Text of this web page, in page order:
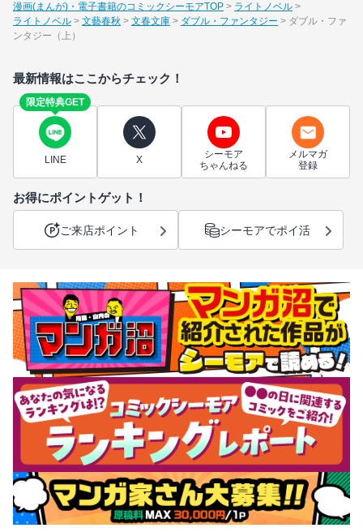
漫画(まんが)・電子書籍のコミックシーモアTOP
ライトノベル
ライトノベル
文藝春秋 文春文庫 ダブル・ファンタジー
ダブル・ファ
ンタジー（上）
最新情報はここからチェック！
限定特典GET
LINE X
シーモア
ちゃんねる
メルマガ
登録
お得にポイントゲット！
ご来店ポイント シーモアでポイ活